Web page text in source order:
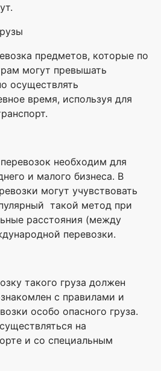
предметов, которые по
могут превышать
осуществлять
время, используя для
необходим для
и малого бизнеса. В
могут учувствовать
такой метод при
расстояния (между
перевозки.
такого груза должен
с правилами и
особо опасного груза.
на
и со специальным